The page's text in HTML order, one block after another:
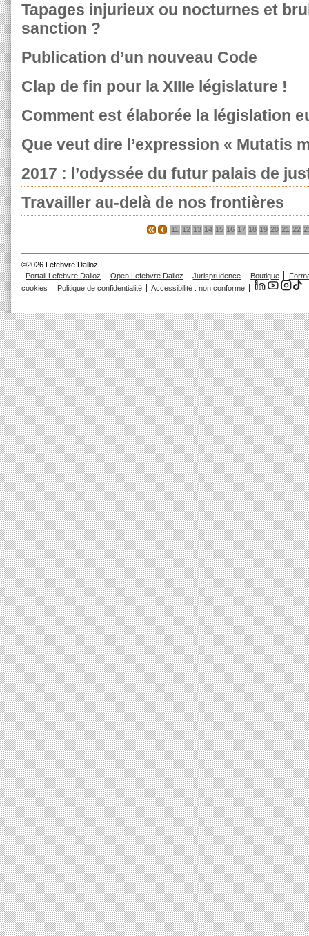
Tapages injurieux ou nocturnes et
sanction ?
Publication d’un nouveau Code
Clap de fin pour la XIIIe législature !
Comment est élaborée la législation
Que veut dire l’expression « Mutatis
2017 : l’odyssée du futur palais de
Travailler au-delà de nos frontières
11 12 13 14 15 16 17 18 19 20 21 22
©2026 Lefebvre Dalloz
Portail Lefebvre Dalloz
Open Lefebvre Dalloz Jurisprudence Boutique
cookies
Politique de confidentialité Accessibilité : non conforme